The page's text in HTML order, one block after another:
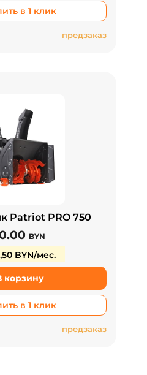
в 1 клик
предзаказ
Patriot PRO 750
BYN
BYN/мес.
корзину
в 1 клик
предзаказ